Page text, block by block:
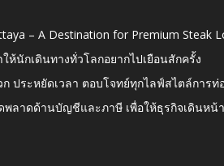
– A Destination for Premium Steak
ห้นักเดินทางทั่วโลกอยากไปเยือนสักครั้ง
ประหยัดเวลา ตอบโจทย์ทุกไลฟ์สไตล์การท่
ลาดด้านบัญชีและภาษี เพื่อให้ธุรกิจเดินหน้